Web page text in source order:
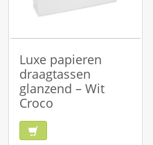
Luxe papieren
draagtassen
glanzend – Wit
Croco